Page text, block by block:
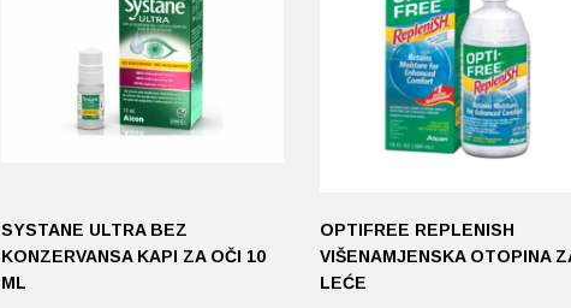
SYSTANE ULTRA BEZ
KONZERVANSA KAPI ZA OČI 10
ML
OPTIFREE REPLENISH
VIŠENAMJENSKA OTOPINA
LEĆE